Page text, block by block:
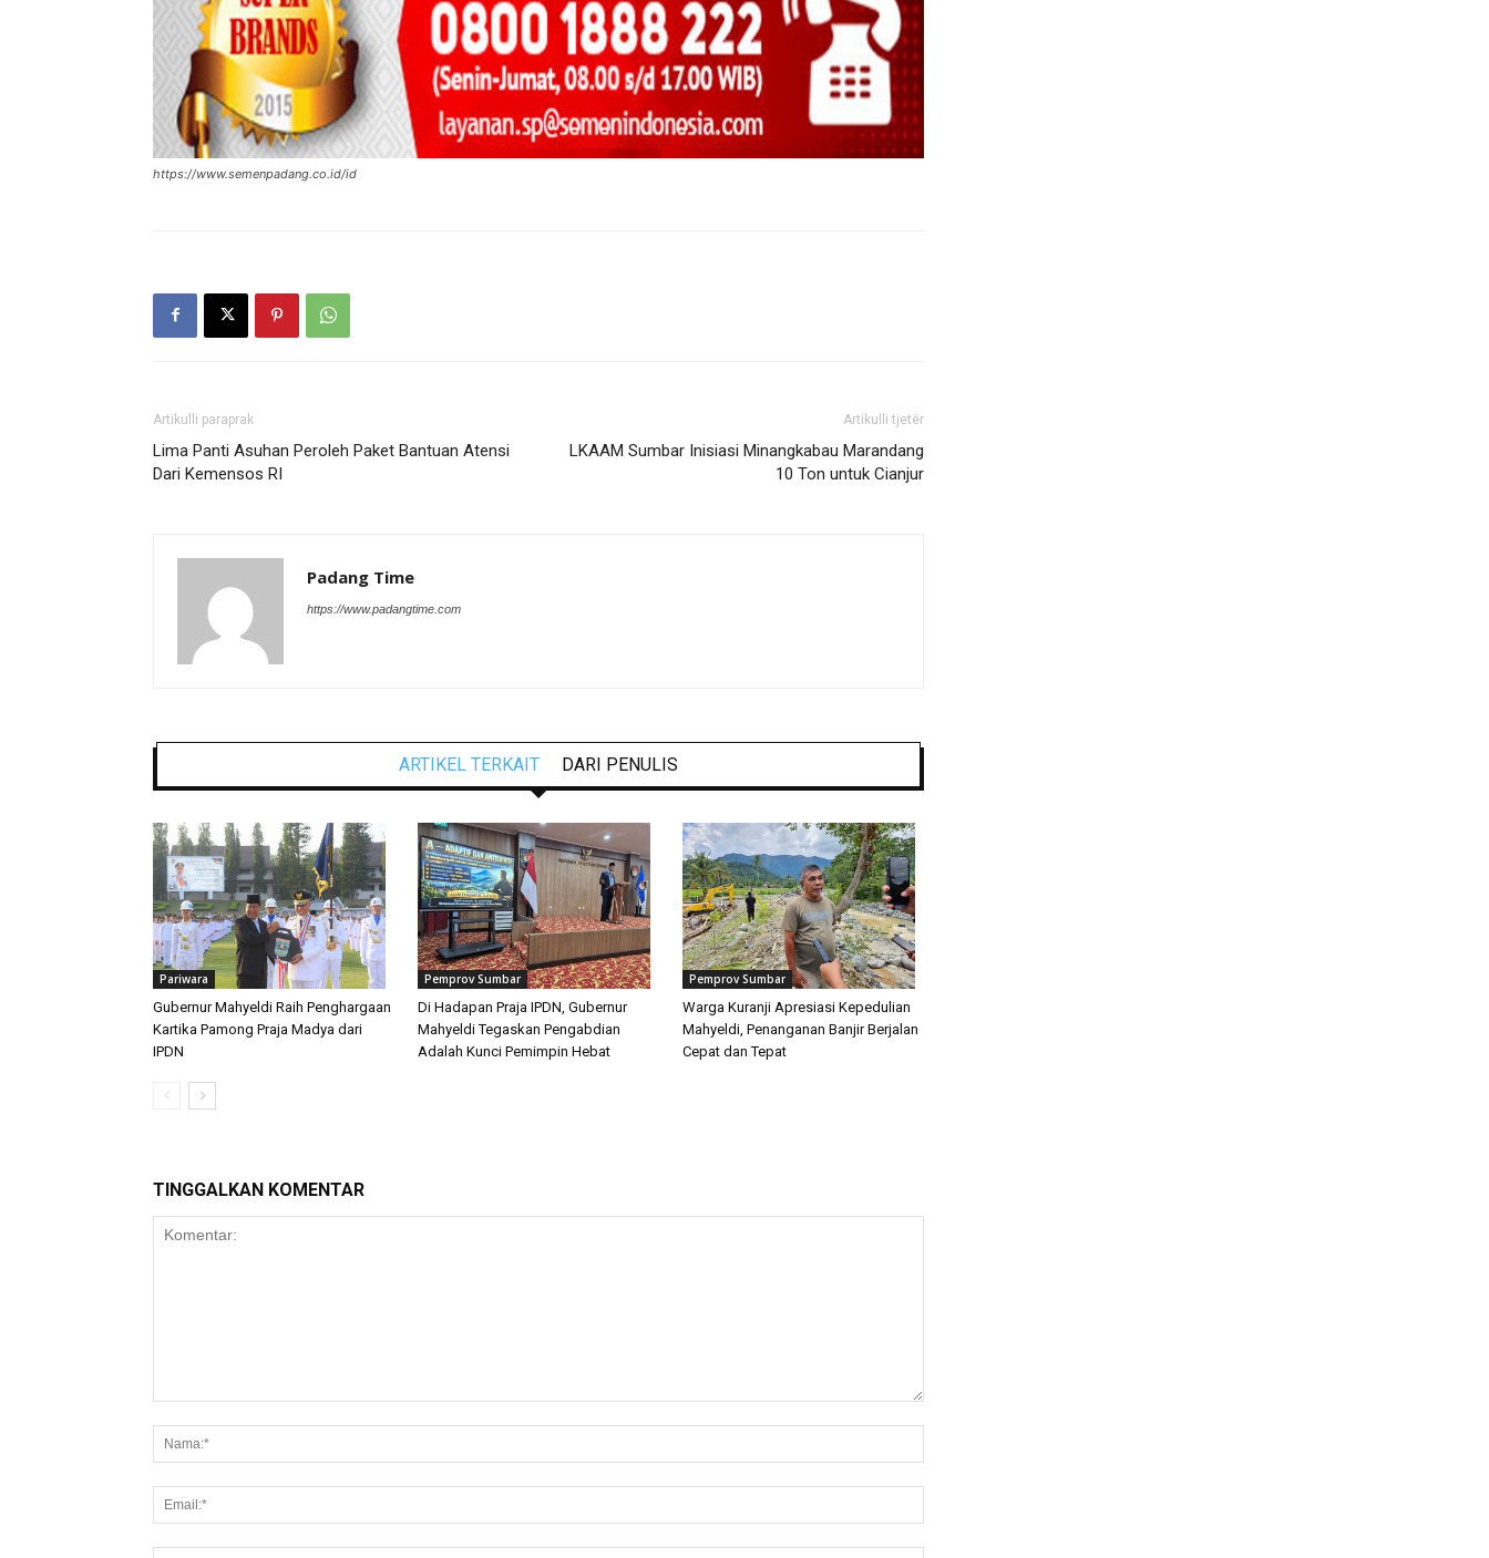
https://www.semenpadang.co.id/id
Artikulli paraprak
Lima Panti Asuhan Peroleh Paket Bantuan Atensi
Dari Kemensos RI
Artikulli tjetër
LKAAM Sumbar Inisiasi Minangkabau Marandang
10 Ton untuk Cianjur
Padang Time
https://www.padangtime.com
ARTIKEL TERKAIT DARI PENULIS
Pariwara
Gubernur Mahyeldi Raih Penghargaan
Kartika Pamong Praja Madya dari
IPDN
Pemprov Sumbar
Di Hadapan Praja IPDN, Gubernur
Mahyeldi Tegaskan Pengabdian
Adalah Kunci Pemimpin Hebat
Pemprov Sumbar
Warga Kuranji Apresiasi Kepedulian
Mahyeldi, Penanganan Banjir Berjalan
Cepat dan Tepat
TINGGALKAN KOMENTAR